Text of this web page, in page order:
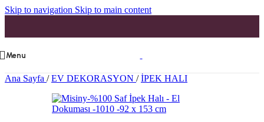
Skip to navigation Skip to main content
Menu
Ana Sayfa / EV DEKORASYON / İPEK HALI